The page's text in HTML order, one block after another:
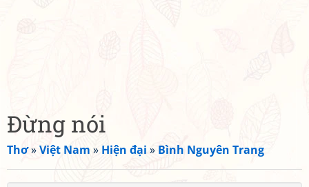
Đừng nói
Thơ»Việt Nam » Hiện đại » Bình Nguyên Trang